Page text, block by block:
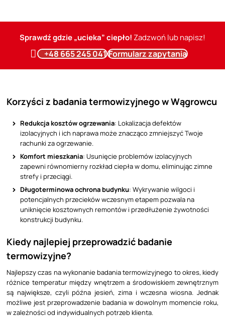
Sprawdź gdzie „ucieka” ciepło!Zadzwoń lub napisz!
+48 665 245 041Formularz zapytania
Korzyści z badania termowizyjnego w Wągrowcu
Redukcja kosztów ogrzewania: Lokalizacja defektów
izolacyjnych i ich naprawa może znacząco zmniejszyć Twoje
rachunki za ogrzewanie.
Komfort mieszkania: Usunięcie problemów izolacyjnych
zapewni równomierny rozkład ciepła w domu, eliminując zimne
strefy i przeciągi.
Długoterminowa ochrona budynku: Wykrywanie wilgoci i
potencjalnych przecieków wczesnym etapem pozwala na
uniknięcie kosztownych remontów i przedłużenie żywotności
konstrukcji budynku.
Kiedy najlepiej przeprowadzić badanie
termowizyjne?
Najlepszy czas na wykonanie badania termowizyjnego to okres, kiedy
różnice temperatur między wnętrzem a środowiskiem zewnętrznym
są największe, czyli późna jesień, zima i wczesna wiosna. Jednak
możliwe jest przeprowadzenie badania w dowolnym momencie roku,
w zależności od indywidualnych potrzeb klienta.